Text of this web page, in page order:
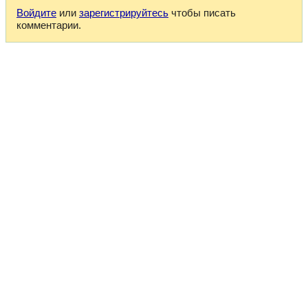
Войдите или зарегистрируйтесь чтобы писать
комментарии.